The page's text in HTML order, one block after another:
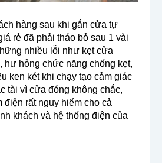
hàng sau khi gắn cửa tự
rẻ đã phải tháo bỏ sau 1 vài
nhiều lỗi như kẹt cửa
hư hỏng chức năng chống kẹt,
ken két khi chạy tạo cảm giác
tài vì cửa đóng không chắc,
điện rất nguy hiểm cho cả
khách và hệ thống điện của